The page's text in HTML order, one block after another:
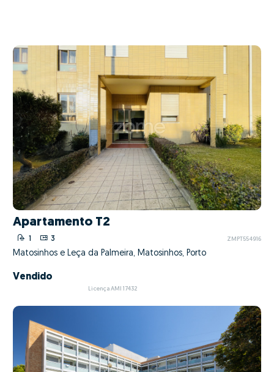
Apartamento T2
1 3 ZMPT554916
Matosinhos e Leça da Palmeira, Matosinhos, Porto
Vendido
Licença AMI 17432